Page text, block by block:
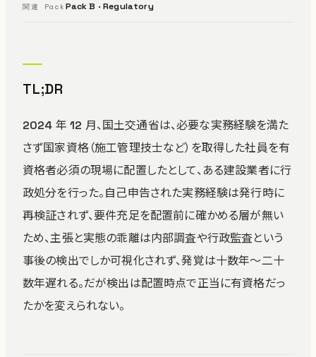
関連 Pack Pack B · Regulatory
TL;DR
2024 年 12 月、国土交通省は、必要な実務経験を満た
さず国家資格（施工管理技士など）を取得した社員を有
資格者必須の現場に配置したとして、ある建設業者に行
政処分を行った。自己申告された実務経験は発行時に
再検証されず、要件充足を配置前に確かめる層が無い
ため、主張と実態の乖離は内部調査や行政監査という
事後の検出でしか可視化されず、発覚は十数年〜二十
数年遅れる。だが検出は配置時点で正当に有資格だっ
たかを変えられない。